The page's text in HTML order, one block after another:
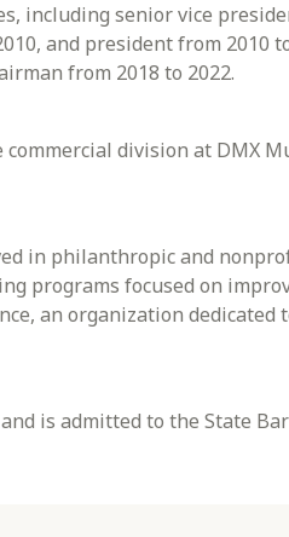
including senior vice
and president from 2010
from 2018 to 2022.
division at DMX
in philanthropic and
programs focused on
an organization
is admitted to the State